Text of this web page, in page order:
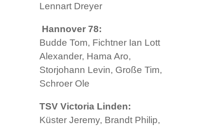
Lennart Dreyer
Hannover 78:
Budde Tom, Fichtner Ian Lott
Alexander, Hama Aro,
Storjohann Levin, Große Tim,
Schroer Ole
TSV Victoria Linden:
Küster Jeremy, Brandt Philip,